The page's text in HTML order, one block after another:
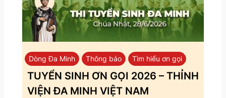
Dòng Đa Minh Thông báo Tìm hiểu ơn gọi
TUYỂN SINH ƠN GỌI 2026 – THỈNH
VIỆN ĐA MINH VIỆT NAM